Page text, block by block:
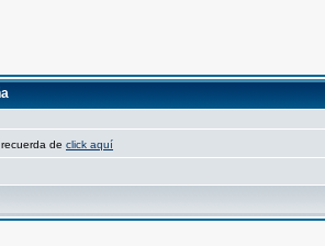
de click aquí